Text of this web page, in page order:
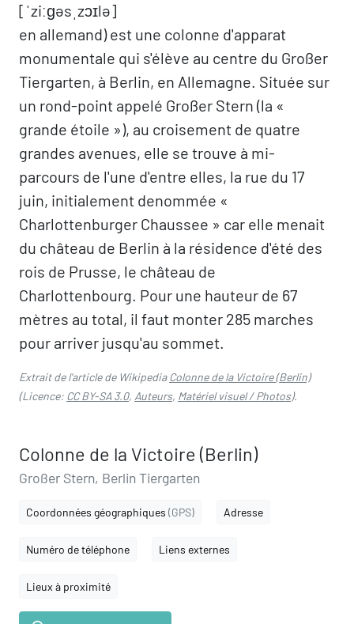
[ˈziːɡəsˌzɔɪlə]
en allemand) est une colonne d'apparat
monumentale qui s'élève au centre du Großer
Tiergarten, à Berlin, en Allemagne. Située sur
un rond-point appelé Großer Stern (la «
grande étoile »), au croisement de quatre
grandes avenues, elle se trouve à mi-
parcours de l'une d'entre elles, la rue du 17
juin, initialement denommée «
Charlottenburger Chaussee » car elle menait
du château de Berlin à la résidence d'été des
rois de Prusse, le château de
Charlottenbourg. Pour une hauteur de 67
mètres au total, il faut monter 285 marches
pour arriver jusqu'au sommet.
Extrait de l'article de WikipediaColonne de la Victoire (Berlin)
(Licence: CC BY-SA 3.0, Auteurs, Matériel visuel / Photos).
Colonne de la Victoire (Berlin)
Großer Stern, Berlin Tiergarten
Coordonnées géographiques (GPS) Adresse
Numéro de téléphone Liens externes
Lieux à proximité